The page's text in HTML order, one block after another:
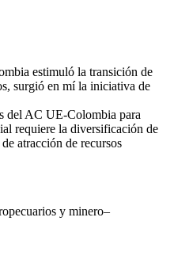
estimuló la transición de
surgió en mí la iniciativa de
del AC UE-Colombia para
requiere la diversificación de
atracción de recursos
y minero–